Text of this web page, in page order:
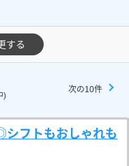
する
)
次の10件
フトもおしゃれも